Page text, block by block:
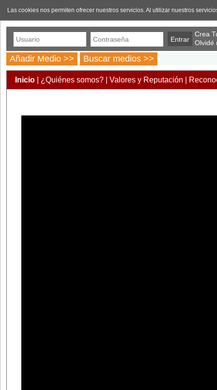
Las cookies nos permiten ofrecer nuestros servicios. Al utilizar nuestros
Crea
Olvidé
Añadir Medio >> Buscar medios >>
Inicio ¿Quiénes somos? Valores y Reputación